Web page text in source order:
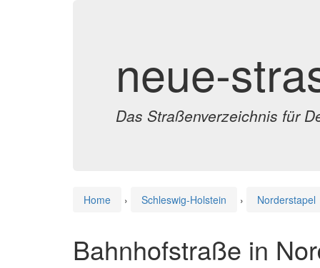
neue-
Das Straßenverzeichnis für
Home › Schleswig-Holstein › Norderstapel
Bahnhofstraße in